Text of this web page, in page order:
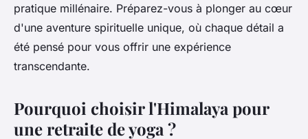
pratique millénaire. Préparez-vous à plonger au cœur
d'une aventure spirituelle unique, où chaque détail a
été pensé pour vous offrir une expérience
transcendante.
Pourquoi choisir l'Himalaya pour
une retraite de yoga ?